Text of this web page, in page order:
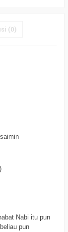
(0)
Nabi itu pun
pun